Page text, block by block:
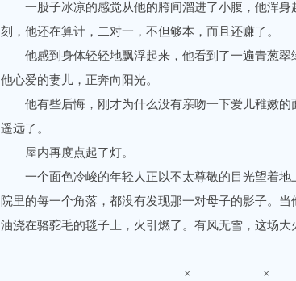
一股子冰凉的感觉从他的胯间溜进了小腹，他浑身
刻，他还在算计，二对一，不但够本，而且还赚了。
他感到身体轻轻地飘浮起来，他看到了一遍青葱翠
他心爱的妻儿，正奔向阳光。
他有些后悔，刚才为什么没有亲吻一下爱儿稚嫩
遥远了。
屋内再度点起了灯。
一个面色冷峻的年轻人正以不太尊敬的目光望着地
院里的每一个角落，都没有发现那一对母子的影子。
油浇在骆驼毛的毯子上，火引燃了。有风无雪，这场大
× ×